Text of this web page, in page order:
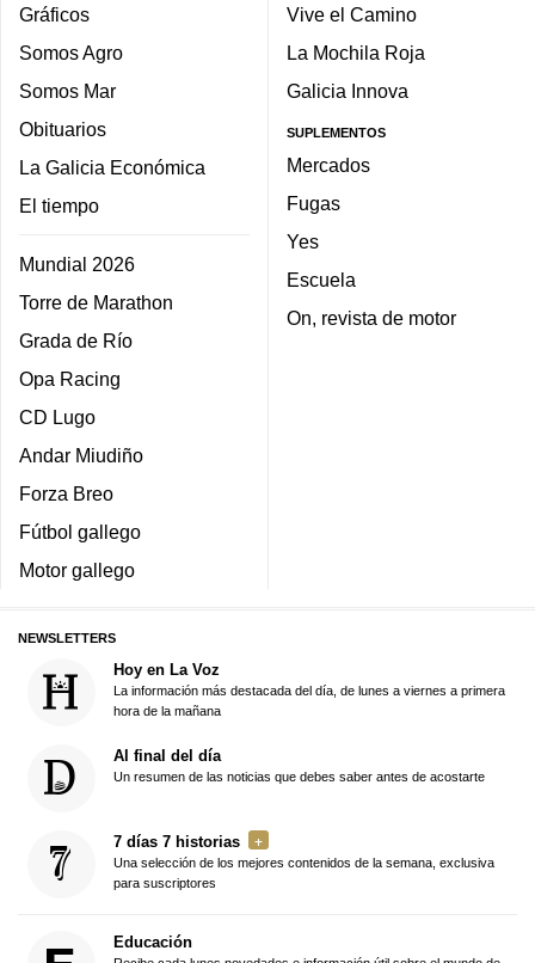
Gráficos
Somos Agro
Somos Mar
Obituarios
La Galicia Económica
El tiempo
Mundial 2026
Torre de Marathon
Grada de Río
Opa Racing
CD Lugo
Andar Miudiño
Forza Breo
Fútbol gallego
Motor gallego
Vive el Camino
La Mochila Roja
Galicia Innova
SUPLEMENTOS
Mercados
Fugas
Yes
Escuela
On, revista de motor
NEWSLETTERS
Hoy en La Voz
La información más destacada del día, de lunes a viernes a primera
hora de la mañana
Al final del día
Un resumen de las noticias que debes saber antes de acostarte
7 días 7 historias
Una selección de los mejores contenidos de la semana, exclusiva
para suscriptores
Educación